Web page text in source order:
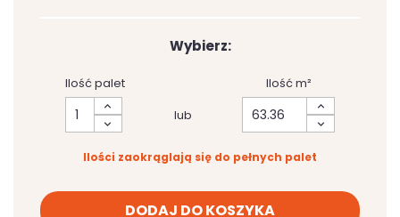
Wybierz:
Ilość palet
lub
Ilość m²
Ilości zaokrąglają się do pełnych palet
DODAJ DO KOSZYKA